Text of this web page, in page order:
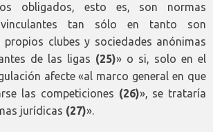
obligados, esto es, son normas
vinculantes tan sólo en tanto son
clubes y sociedades anónimas
de las ligas (25)» o si, solo en el
afecte «al marco general en que
las competiciones (26)», se trataría
jurídicas (27)».